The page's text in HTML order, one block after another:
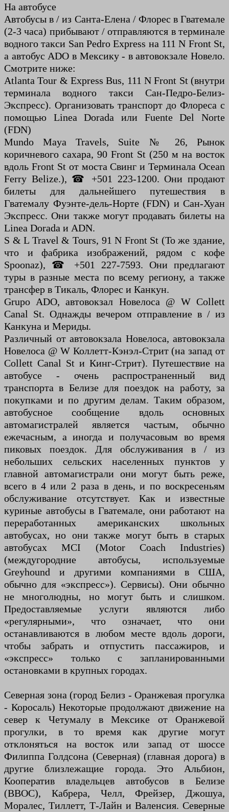
На автобусе
Автобусы в / из Санта-Елена / Флорес в Гватемале
(2-3 часа) прибывают / отправляются в терминале
водного такси San Pedro Express на 111 N Front St,
а автобус ADO в Мексику - в автовокзале Новело.
Смотрите ниже:
Atlanta Tour & Express Bus, 111 N Front St (внутри
терминала водного такси Сан-Педро-Белиз-
Экспресс). Организовать транспорт до Флореса с
помощью Linea Dorada или Fuente Del Norte
(FDN)
Mundo Maya Travels, Suite № 26, Рынок
коричневого сахара, 90 Front St (250 м на восток
вдоль Front St от моста Свинг и Терминала Ocean
Ferry Belize.), ☎ +501 223-1200. Они продают
билеты для дальнейшего путешествия в
Гватемалу Фуэнте-дель-Норте (FDN) и Сан-Хуан
Экспресс. Они также могут продавать билеты на
Linea Dorada и ADN.
S & L Travel & Tours, 91 N Front St (То же здание,
что и фабрика изображений, рядом с кофе
Spoonaz), ☎ +501 227-7593. Они предлагают
туры в разные места по всему региону, а также
трансфер в Тикаль, Флорес и Канкун.
Grupo ADO, автовокзал Новелоса @ W Collett
Canal St. Однажды вечером отправление в / из
Канкуна и Мериды.
Различный от автовокзала Новелоса, автовокзала
Новелоса @ W Коллетт-Кэнэл-Стрит (на запад от
Collett Canal St и Кинг-Стрит). Путешествие на
автобусе - очень распространенный вид
транспорта в Белизе для поездок на работу, за
покупками и по другим делам. Таким образом,
автобусное сообщение вдоль основных
автомагистралей является частым, обычно
ежечасным, а иногда и получасовым во время
пиковых поездок. Для обслуживания в / из
небольших сельских населенных пунктов у
главной автомагистрали они могут быть реже,
всего в 4 или 2 раза в день, и по воскресеньям
обслуживание отсутствует. Как и известные
куриные автобусы в Гватемале, они работают на
переработанных американских школьных
автобусах, но они также могут быть в старых
автобусах MCI (Motor Coach Industries)
(междугородние автобусы, используемые
Greyhound и другими компаниями в США,
обычно для «экспресс»). Сервисы). Они обычно
не многолюдны, но могут быть и слишком.
Предоставляемые услуги являются либо
«регулярными», что означает, что они
останавливаются в любом месте вдоль дороги,
чтобы забрать и отпустить пассажиров, и
«экспресс» только с запланированными
остановками в крупных городах.
Северная зона (город Белиз - Оранжевая прогулка
- Коросаль) Некоторые продолжают движение на
север к Четумалу в Мексике от Оранжевой
прогулки, в то время как другие могут
отклоняться на восток или запад от шоссе
Филиппа Голдсона (Северная) (главная дорога) в
другие близлежащие города. Это Альбион,
Кооператив владельцев автобусов в Белизе
(BBOC), Кабрера, Челл, Фрейзер, Джошуа,
Моралес, Тиллетт, Т-Лайн и Валенсия. Северные